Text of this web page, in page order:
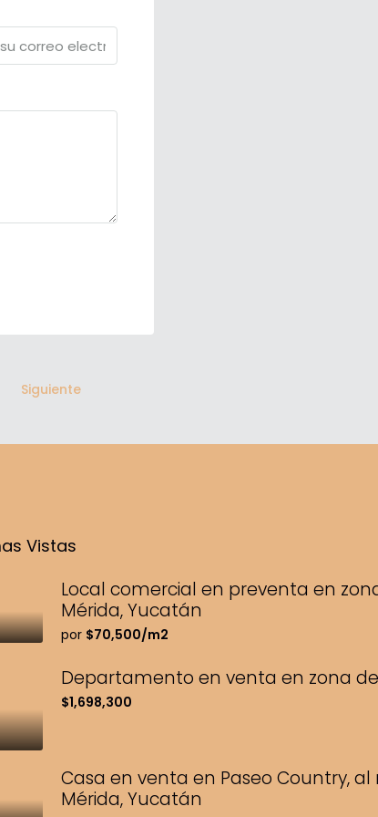
Siguiente
Vistas
Local comercial en preventa en
Mérida, Yucatán
por $70,500/m2
Departamento en venta en zona
$1,698,300
Casa en venta en Paseo Country,
Mérida, Yucatán